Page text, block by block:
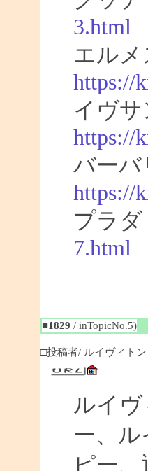
3.html
エル
https://
イヴ
https://
バーバ
https://
プラダ
7.html
■1829 / inTopicNo.5)
□投稿者/ ルイヴィトン
ルイ
ー、
ピー